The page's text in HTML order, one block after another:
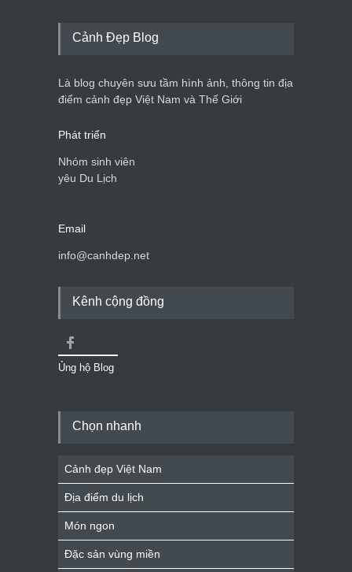
Cảnh Đẹp Blog
Là blog chuyên sưu tầm hình ảnh, thông tin địa
điểm cảnh đẹp Việt Nam và Thế Giới
Phát triển
Nhóm sinh viên
yêu Du Lịch
Email
info@canhdep.net
Kênh cộng đồng
Ủng hộ Blog
Chọn nhanh
Cảnh đẹp Việt Nam
Địa điểm du lịch
Món ngon
Đặc sản vùng miền